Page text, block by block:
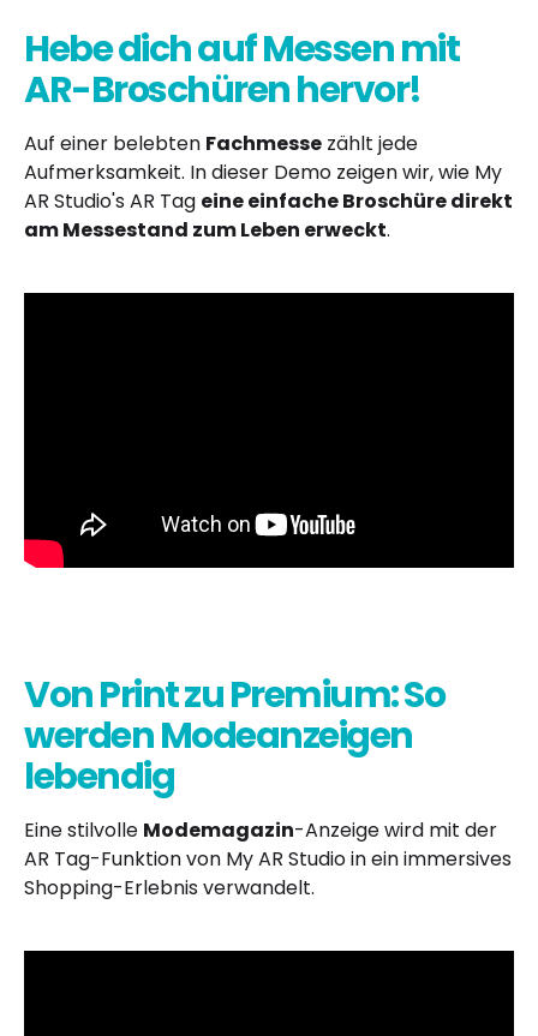
Hebe dich auf Messen mit
AR-Broschüren hervor!
Auf einer belebten Fachmesse zählt jede
Aufmerksamkeit. In dieser Demo zeigen wir, wie My
AR Studio's AR Tag eine einfache Broschüre direkt
am Messestand zum Leben erweckt.
Von Print zu Premium: So
werden Modeanzeigen
lebendig
Eine stilvolle Modemagazin-Anzeige wird mit der
AR Tag-Funktion von My AR Studio in ein immersives
Shopping-Erlebnis verwandelt.